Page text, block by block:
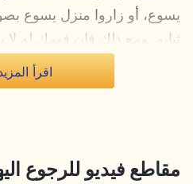
يسوع، أو زاروا منزل يسوع
ثيابه. ومع ذلك فإن فهمك له لا
حتى لو ذقت شخصيًّا الطعام
كانت الحالة، فأنت لم ترَ
أهمية كبيرة لك، ولكنني أوجّه
اقرأ
مقاطع فيديو للرجوع